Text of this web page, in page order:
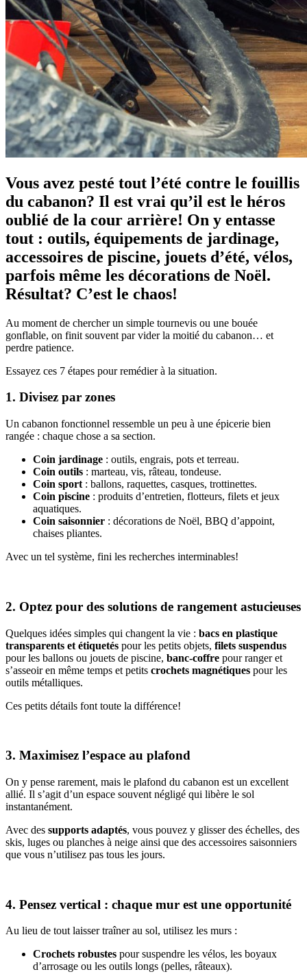
Vous avez pesté tout l’été contre le fouillis
du cabanon? Il est vrai qu’il est le héros
oublié de la cour arrière! On y entasse
tout : outils, équipements de jardinage,
accessoires de piscine, jouets d’été, vélos,
parfois même les décorations de Noël.
Résultat? C’est le chaos!
Au moment de chercher un simple tournevis ou une bouée
gonflable, on finit souvent par vider la moitié du cabanon… et
perdre patience.
Essayez ces 7 étapes pour remédier à la situation.
1. Divisez par zones
Un cabanon fonctionnel ressemble un peu à une épicerie bien
rangée : chaque chose a sa section.
Coin jardinage : outils, engrais, pots et terreau.
Coin outils : marteau, vis, râteau, tondeuse.
Coin sport : ballons, raquettes, casques, trottinettes.
Coin piscine : produits d’entretien, flotteurs, filets et jeux
aquatiques.
Coin saisonnier : décorations de Noël, BBQ d’appoint,
chaises pliantes.
Avec un tel système, fini les recherches interminables!
2. Optez pour des solutions de rangement astucieuses
Quelques idées simples qui changent la vie : bacs en plastique
transparents et étiquetés pour les petits objets, filets suspendus
pour les ballons ou jouets de piscine, banc-coffre pour ranger et
s’asseoir en même temps et petits crochets magnétiques pour les
outils métalliques.
Ces petits détails font toute la différence!
3. Maximisez l’espace au plafond
On y pense rarement, mais le plafond du cabanon est un excellent
allié. Il s’agit d’un espace souvent négligé qui libère le sol
instantanément.
Avec des supports adaptés, vous pouvez y glisser des échelles, des
skis, luges ou planches à neige ainsi que des accessoires saisonniers
que vous n’utilisez pas tous les jours.
4. Pensez vertical : chaque mur est une opportunité
Au lieu de tout laisser traîner au sol, utilisez les murs :
Crochets robustes pour suspendre les vélos, les boyaux
d’arrosage ou les outils longs (pelles, râteaux).